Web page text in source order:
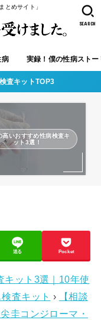
とめサイト」
病 実録！僕の性病ストー
SEARCH
査キットTOP3
高いおすすめ性病検査キ
ット3選！
送る Pocket
キット3選｜10年使
査キット ›
【相談
圭コンジローマ・